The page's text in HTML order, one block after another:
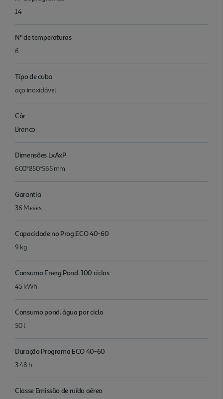
14
Nº de temperaturas
6
Tipo de cuba
aço inoxidável
Côr
Branco
Dimensões LxAxP
600*850*565 mm
Garantia
36 Meses
Capacidade no Prog.ECO 40-60
9 kg
Consumo Energ.Pond. 100 ciclos
45 kWh
Consumo pond. água por ciclo
50 l
Duração Programa ECO 40-60
3:48 h
Classe Emissão de ruído aéreo